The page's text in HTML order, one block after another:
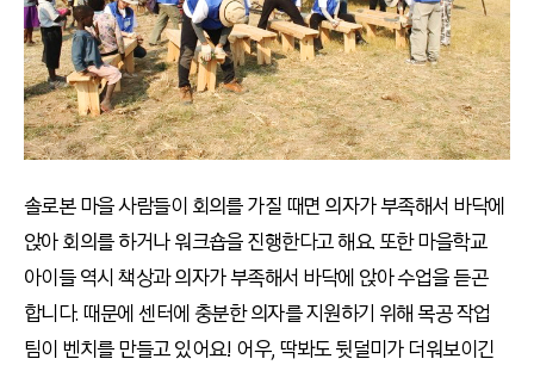
솔로본 마을 사람들이 회의를 가질 때면 의자가 부족해서 바닥에
앉아 회의를 하거나 워크숍을 진행한다고 해요. 또한 마을학교
아이들 역시 책상과 의자가 부족해서 바닥에 앉아 수업을 듣곤
합니다. 때문에 센터에 충분한 의자를 지원하기 위해 목공 작업
팀이 벤치를 만들고 있어요! 어우, 딱봐도 뒷덜미가 더워보이긴